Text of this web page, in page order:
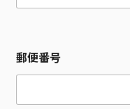
郵便番号